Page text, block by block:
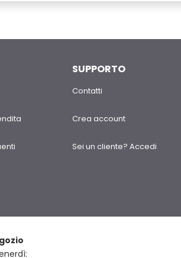
SUPPORTO
Contatti
Crea account
Sei un cliente? Accedi